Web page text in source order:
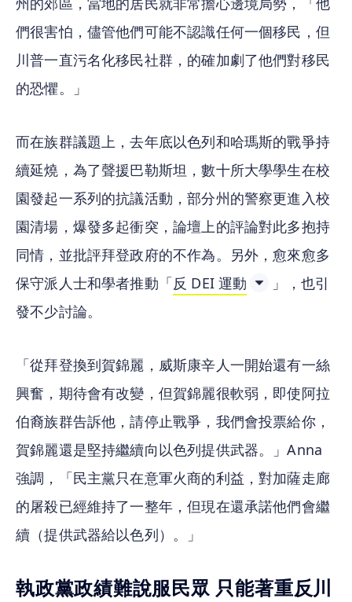
們很害怕，儘管他們可能不認識任何一個移民，但
川普一直污名化移民社群，的確加劇了他們對移民
的恐懼。」
而在族群議題上，去年底以色列和哈瑪斯的戰爭持
續延燒，為了聲援巴勒斯坦，數十所大學學生在校
園發起一系列的抗議活動，部分州的警察更進入校
園清場，爆發多起衝突，論壇上的評論對此多抱持
同情，並批評拜登政府的不作為。另外，愈來愈多
保守派人士和學者推動「反 DEI 運動
」，也引
發不少討論。
「從拜登換到賀錦麗，威斯康辛人一開始還有一絲
興奮，期待會有改變，但賀錦麗很軟弱，即使阿拉
伯裔族群告訴他，請停止戰爭，我們會投票給你，
賀錦麗還是堅持繼續向以色列提供武器。」Anna
強調，「民主黨只在意軍火商的利益，對加薩走廊
的屠殺已經維持了一整年，但現在還承諾他們會繼
續（提供武器給以色列）。」
執政黨政績難說服民眾 只能著重反川